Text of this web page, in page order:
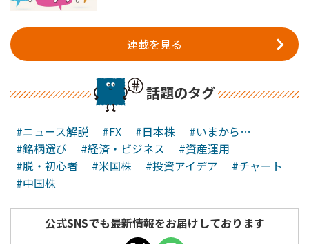
連載を見る
話題のタグ
#ニュース解説 #FX #日本株
#いまから…
#銘柄選び
#経済・ビジネス
#資産運用
#脱・初心者
#米国株 #投資アイデア
#チャート
#中国株
公式SNSでも最新情報をお届けしております